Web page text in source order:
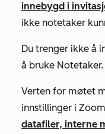
innebygd i
ikke notetaker
Du trenger ikke å
å bruke Notetaker.
Verten for møtet
innstillinger i
datafiler, interne